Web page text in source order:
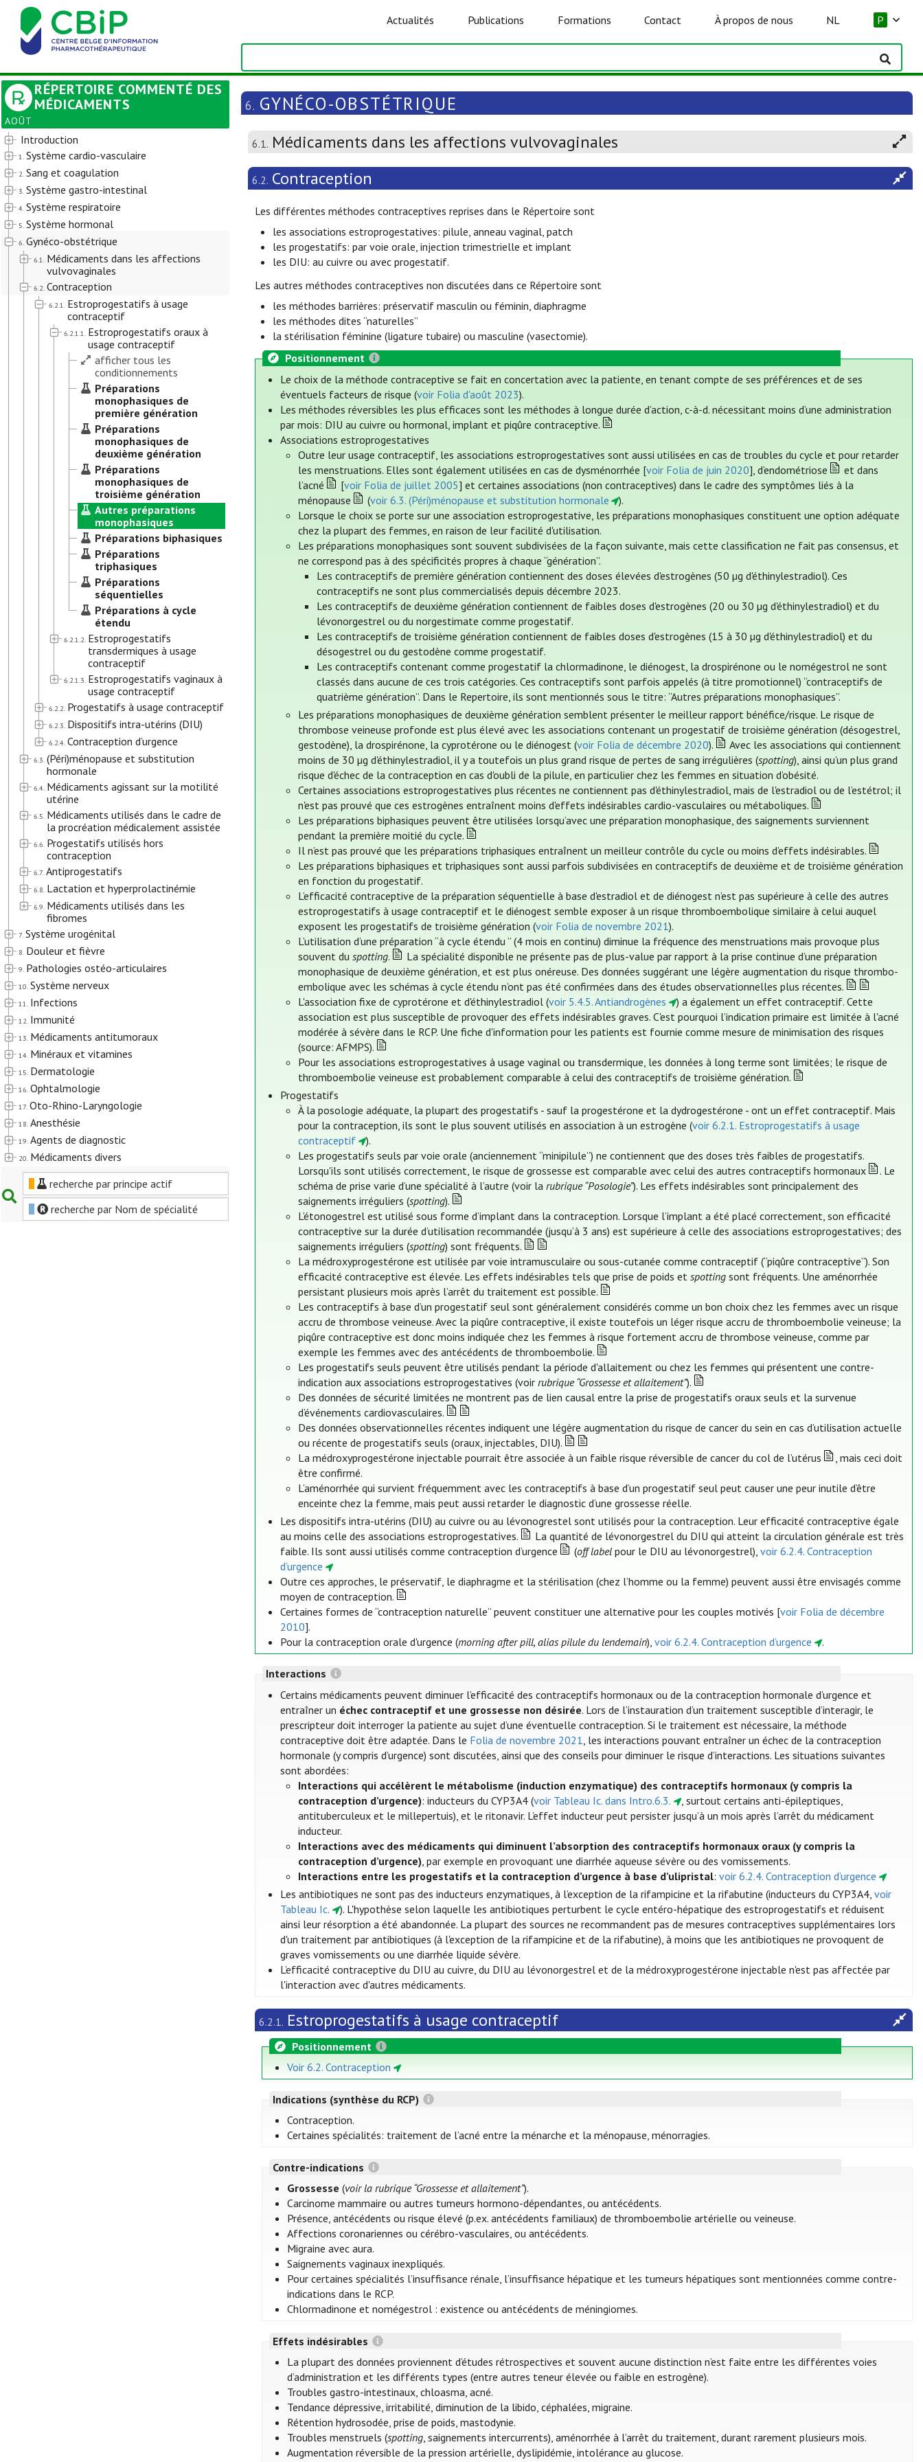
Actualités Publications Formations Contact À propos de nous NL P
RÉPERTOIRE COMMENTÉ DES
MÉDICAMENTS
AOÛT
Introduction
1. Système cardio-vasculaire
2. Sang et coagulation
3. Système gastro-intestinal
4. Système respiratoire
5. Système hormonal
6. Gynéco-obstétrique
6.1. Médicaments dans les affections
vulvovaginales
6.2. Contraception
6.2.1. Estroprogestatifs à usage
contraceptif
6.2.1.1. Estroprogestatifs oraux à
usage contraceptif
afficher tous les
conditionnements
Préparations
monophasiques de
première génération
Préparations
monophasiques de
deuxième génération
Préparations
monophasiques de
troisième génération
Autres préparations
monophasiques
Préparations biphasiques
Préparations
triphasiques
Préparations
séquentielles
Préparations à cycle
étendu
6.2.1.2. Estroprogestatifs
transdermiques à usage
contraceptif
6.2.1.3. Estroprogestatifs vaginaux à
usage contraceptif
6.2.2. Progestatifs à usage contraceptif
6.2.3. Dispositifs intra-utérins (DIU)
6.2.4. Contraception d’urgence
6.3. (Péri)ménopause et substitution
hormonale
6.4. Médicaments agissant sur la motilité
utérine
6.5. Médicaments utilisés dans le cadre de
la procréation médicalement assistée
6.6. Progestatifs utilisés hors
contraception
6.7. Antiprogestatifs
6.8. Lactation et hyperprolactinémie
6.9. Médicaments utilisés dans les
fibromes
7. Système urogénital
8. Douleur et fièvre
9. Pathologies ostéo-articulaires
10. Système nerveux
11. Infections
12. Immunité
13. Médicaments antitumoraux
14. Minéraux et vitamines
15. Dermatologie
16. Ophtalmologie
17. Oto-Rhino-Laryngologie
18. Anesthésie
19. Agents de diagnostic
20. Médicaments divers
recherche par principe actif
recherche par Nom de spécialité
6. GYNÉCO-OBSTÉTRIQUE
6.1. Médicaments dans les affections vulvovaginales
6.2. Contraception
Les différentes méthodes contraceptives reprises dans le Répertoire sont
les associations estroprogestatives: pilule, anneau vaginal, patch
les progestatifs: par voie orale, injection trimestrielle et implant
les DIU: au cuivre ou avec progestatif.
Les autres méthodes contraceptives non discutées dans ce Répertoire sont
les méthodes barrières: préservatif masculin ou féminin, diaphragme
les méthodes dites “naturelles”
la stérilisation féminine (ligature tubaire) ou masculine (vasectomie).
Positionnement
Le choix de la méthode contraceptive se fait en concertation avec la patiente, en tenant compte de ses préférences et de ses
éventuels facteurs de risque (voir Folia d'août 2023).
Les méthodes réversibles les plus efficaces sont les méthodes à longue durée d’action, c-à-d. nécessitant moins d’une administration
par mois: DIU au cuivre ou hormonal, implant et piqûre contraceptive.
Associations estroprogestatives
Outre leur usage contraceptif, les associations estroprogestatives sont aussi utilisées en cas de troubles du cycle et pour retarder
les menstruations. Elles sont également utilisées en cas de dysménorrhée [voir Folia de juin 2020], d’endométriose
et dans
l’acné
[voir Folia de juillet 2005] et certaines associations (non contraceptives) dans le cadre des symptômes liés à la
ménopause
(voir 6.3. (Péri)ménopause et substitution hormonale
).
Lorsque le choix se porte sur une association estroprogestative, les préparations monophasiques constituent une option adéquate
chez la plupart des femmes, en raison de leur facilité d'utilisation.
Les préparations monophasiques sont souvent subdivisées de la façon suivante, mais cette classification ne fait pas consensus, et
ne correspond pas à des spécificités propres à chaque “génération”.
Les contraceptifs de première génération contiennent des doses élevées d'estrogènes (50 µg d'éthinylestradiol). Ces
contraceptifs ne sont plus commercialisés depuis décembre 2023.
Les contraceptifs de deuxième génération contiennent de faibles doses d'estrogènes (20 ou 30 µg d'éthinylestradiol) et du
lévonorgestrel ou du norgestimate comme progestatif.
Les contraceptifs de troisième génération contiennent de faibles doses d'estrogènes (15 à 30 µg d'éthinylestradiol) et du
désogestrel ou du gestodène comme progestatif.
Les contraceptifs contenant comme progestatif la chlormadinone, le diénogest, la drospirénone ou le nomégestrol ne sont
classés dans aucune de ces trois catégories. Ces contraceptifs sont parfois appelés (à titre promotionnel) “contraceptifs de
quatrième génération”. Dans le Repertoire, ils sont mentionnés sous le titre: “Autres préparations monophasiques”.
Les préparations monophasiques de deuxième génération semblent présenter le meilleur rapport bénéfice/risque. Le risque de
thrombose veineuse profonde est plus élevé avec les associations contenant un progestatif de troisième génération (désogestrel,
gestodène), la drospirénone, la cyprotérone ou le diénogest (voir Folia de décembre 2020).
Avec les associations qui contiennent
moins de 30 µg d'éthinylestradiol, il y a toutefois un plus grand risque de pertes de sang irrégulières (spotting), ainsi qu’un plus grand
risque d'échec de la contraception en cas d'oubli de la pilule, en particulier chez les femmes en situation d’obésité.
Certaines associations estroprogestatives plus récentes ne contiennent pas d'éthinylestradiol, mais de l'estradiol ou de l’estétrol; il
n'est pas prouvé que ces estrogènes entraînent moins d'effets indésirables cardio-vasculaires ou métaboliques.
Les préparations biphasiques peuvent être utilisées lorsqu’avec une préparation monophasique, des saignements surviennent
pendant la première moitié du cycle.
Il n’est pas prouvé que les préparations triphasiques entraînent un meilleur contrôle du cycle ou moins d’effets indésirables.
Les préparations biphasiques et triphasiques sont aussi parfois subdivisées en contraceptifs de deuxième et de troisième génération
en fonction du progestatif.
L’efficacité contraceptive de la préparation séquentielle à base d'estradiol et de diénogest n’est pas supérieure à celle des autres
estroprogestatifs à usage contraceptif et le diénogest semble exposer à un risque thromboembolique similaire à celui auquel
exposent les progestatifs de troisième génération (voir Folia de novembre 2021).
L’utilisation d’une préparation “à cycle étendu ” (4 mois en continu) diminue la fréquence des menstruations mais provoque plus
souvent duspotting.
La spécialité disponible ne présente pas de plus-value par rapport à la prise continue d’une préparation
monophasique de deuxième génération, et est plus onéreuse. Des données suggérant une légère augmentation du risque thrombo-
embolique avec les schémas à cycle étendu n’ont pas été confirmées dans des études observationnelles plus récentes.
L'association fixe de cyprotérone et d'éthinylestradiol (voir 5.4.5. Antiandrogènes
) a également un effet contraceptif. Cette
association est plus susceptible de provoquer des effets indésirables graves. C'est pourquoi l’indication primaire est limitée à l'acné
modérée à sévère dans le RCP. Une fiche d'information pour les patients est fournie comme mesure de minimisation des risques
(source: AFMPS).
Pour les associations estroprogestatives à usage vaginal ou transdermique, les données à long terme sont limitées; le risque de
thromboembolie veineuse est probablement comparable à celui des contraceptifs de troisième génération.
Progestatifs
À la posologie adéquate, la plupart des progestatifs - sauf la progestérone et la dydrogestérone - ont un effet contraceptif. Mais
pour la contraception, ils sont le plus souvent utilisés en association à un estrogène (voir 6.2.1. Estroprogestatifs à usage
contraceptif
).
Les progestatifs seuls par voie orale (anciennement “minipilule”) ne contiennent que des doses très faibles de progestatifs.
Lorsqu'ils sont utilisés correctement, le risque de grossesse est comparable avec celui des autres contraceptifs hormonaux
. Le
schéma de prise varie d’une spécialité à l’autre (voir larubrique “Posologie”). Les effets indésirables sont principalement des
saignements irréguliers (spotting).
L’étonogestrel est utilisé sous forme d’implant dans la contraception. Lorsque l’implant a été placé correctement, son efficacité
contraceptive sur la durée d’utilisation recommandée (jusqu’à 3 ans) est supérieure à celle des associations estroprogestatives; des
saignements irréguliers (spotting) sont fréquents.
La médroxyprogestérone est utilisée par voie intramusculaire ou sous-cutanée comme contraceptif (“piqûre contraceptive”). Son
efficacité contraceptive est élevée. Les effets indésirables tels que prise de poids etspotting sont fréquents. Une aménorrhée
persistant plusieurs mois après l’arrêt du traitement est possible.
Les contraceptifs à base d’un progestatif seul sont généralement considérés comme un bon choix chez les femmes avec un risque
accru de thrombose veineuse. Avec la piqûre contraceptive, il existe toutefois un léger risque accru de thromboembolie veineuse; la
piqûre contraceptive est donc moins indiquée chez les femmes à risque fortement accru de thrombose veineuse, comme par
exemple les femmes avec des antécédents de thromboembolie.
Les progestatifs seuls peuvent être utilisés pendant la période d'allaitement ou chez les femmes qui présentent une contre-
indication aux associations estroprogestatives (voirrubrique “Grossesse et allaitement”).
Des données de sécurité limitées ne montrent pas de lien causal entre la prise de progestatifs oraux seuls et la survenue
d’événements cardiovasculaires.
Des données observationnelles récentes indiquent une légère augmentation du risque de cancer du sein en cas d’utilisation actuelle
ou récente de progestatifs seuls (oraux, injectables, DIU).
La médroxyprogestérone injectable pourrait être associée à un faible risque réversible de cancer du col de l’utérus
, mais ceci doit
être confirmé.
L’aménorrhée qui survient fréquemment avec les contraceptifs à base d’un progestatif seul peut causer une peur inutile d’être
enceinte chez la femme, mais peut aussi retarder le diagnostic d’une grossesse réelle.
Les dispositifs intra-utérins (DIU) au cuivre ou au lévonogrestel sont utilisés pour la contraception. Leur efficacité contraceptive égale
au moins celle des associations estroprogestatives.
La quantité de lévonorgestrel du DIU qui atteint la circulation générale est très
faible. Ils sont aussi utilisés comme contraception d’urgence
(off labelpour le DIU au lévonorgestrel), voir 6.2.4. Contraception
d’urgence
Outre ces approches, le préservatif, le diaphragme et la stérilisation (chez l’homme ou la femme) peuvent aussi être envisagés comme
moyen de contraception.
Certaines formes de “contraception naturelle” peuvent constituer une alternative pour les couples motivés [voir Folia de décembre
2010].
Pour la contraception orale d'urgence (morning after pill, alias pilule du lendemain),voir 6.2.4. Contraception d’urgence .
Interactions
Certains médicaments peuvent diminuer l’efficacité des contraceptifs hormonaux ou de la contraception hormonale d’urgence et
entraîner un échec contraceptif et une grossesse non désirée. Lors de l’instauration d’un traitement susceptible d’interagir, le
prescripteur doit interroger la patiente au sujet d’une éventuelle contraception. Si le traitement est nécessaire, la méthode
contraceptive doit être adaptée. Dans le Folia de novembre 2021, les interactions pouvant entraîner un échec de la contraception
hormonale (y compris d’urgence) sont discutées, ainsi que des conseils pour diminuer le risque d’interactions. Les situations suivantes
sont abordées:
Interactions qui accélèrent le métabolisme (induction enzymatique) des contraceptifs hormonaux (y compris la
contraception d’urgence): inducteurs du CYP3A4 (voir Tableau Ic. dans Intro.6.3.
, surtout certains anti-épileptiques,
antituberculeux et le millepertuis), et le ritonavir. L’effet inducteur peut persister jusqu’à un mois après l’arrêt du médicament
inducteur.
Interactions avec des médicaments qui diminuent l’absorption des contraceptifs hormonaux oraux (y compris la
contraception d’urgence), par exemple en provoquant une diarrhée aqueuse sévère ou des vomissements.
Interactions entre les progestatifs et la contraception d’urgence à base d’ulipristal:voir 6.2.4. Contraception d’urgence
Les antibiotiques ne sont pas des inducteurs enzymatiques, à l’exception de la rifampicine et la rifabutine (inducteurs du CYP3A4,voir
Tableau Ic.
). L'hypothèse selon laquelle les antibiotiques perturbent le cycle entéro-hépatique des estroprogestatifs et réduisent
ainsi leur résorption a été abandonnée. La plupart des sources ne recommandent pas de mesures contraceptives supplémentaires lors
d'un traitement par antibiotiques (à l'exception de la rifampicine et de la rifabutine), à moins que les antibiotiques ne provoquent de
graves vomissements ou une diarrhée liquide sévère.
L’efficacité contraceptive du DIU au cuivre, du DIU au lévonorgestrel et de la médroxyprogestérone injectable n'est pas affectée par
l'interaction avec d'autres médicaments.
6.2.1. Estroprogestatifs à usage contraceptif
Positionnement
Voir 6.2. Contraception
Indications (synthèse du RCP)
Contraception.
Certaines spécialités: traitement de l’acné entre la ménarche et la ménopause, ménorragies.
Contre-indications
Grossesse (voir la rubrique “Grossesse et allaitement”).
Carcinome mammaire ou autres tumeurs hormono-dépendantes, ou antécédents.
Présence, antécédents ou risque élevé (p.ex. antécédents familiaux) de thromboembolie artérielle ou veineuse.
Affections coronariennes ou cérébro-vasculaires, ou antécédents.
Migraine avec aura.
Saignements vaginaux inexpliqués.
Pour certaines spécialités l’insuffisance rénale, l’insuffisance hépatique et les tumeurs hépatiques sont mentionnées comme contre-
indications dans le RCP.
Chlormadinone et nomégestrol : existence ou antécédents de méningiomes.
Effets indésirables
La plupart des données proviennent d’études rétrospectives et souvent aucune distinction n’est faite entre les différentes voies
d’administration et les différents types (entre autres teneur élevée ou faible en estrogène).
Troubles gastro-intestinaux, chloasma, acné.
Tendance dépressive, irritabilité, diminution de la libido, céphalées, migraine.
Rétention hydrosodée, prise de poids, mastodynie.
Troubles menstruels (spotting, saignements intercurrents), aménorrhée à l’arrêt du traitement, durant rarement plusieurs mois.
Augmentation réversible de la pression artérielle, dyslipidémie, intolérance au glucose.